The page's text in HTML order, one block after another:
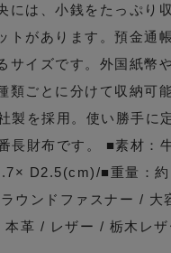
には、小銭をたっぷり
トがあります。預金通
サイズです。外国紙幣
類ごとに分けて収納可
製を採用。使い勝手に
長財布です。 ■素材：
D2.5(cm)/■重量：
ウンドファスナー / 大
革 / レザー / 栃木レザ